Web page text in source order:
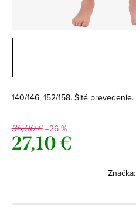
140/146, 152/158. Šité prevedenie.
36,90 €–26 %
27,10 €
Značka: